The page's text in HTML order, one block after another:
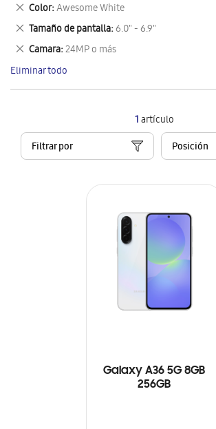
1artículo
Filtrar por
Galaxy A36 5G 8GB
256GB
artículo
Color Awesome White
Eliminar
este
artículo
Tamaño de pantalla 6.0" - 6.9"
Eliminar
este
artículo
Camara 24MP o más
Eliminar
este
artículo
Eliminar todo